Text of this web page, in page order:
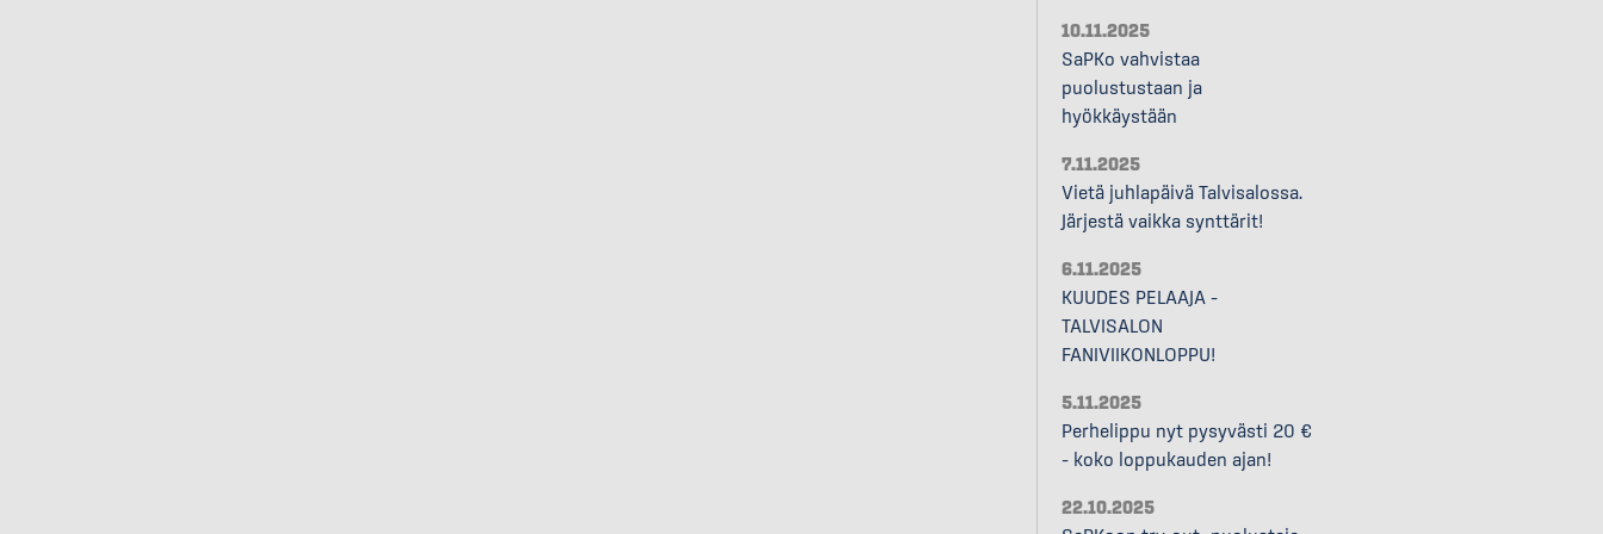
10.11.2025
SaPKo vahvistaa
puolustustaan ja
hyökkäystään
7.11.2025
Vietä juhlapäivä Talvisalossa.
Järjestä vaikka synttärit!
6.11.2025
KUUDES PELAAJA –
TALVISALON
FANIVIIKONLOPPU!
5.11.2025
Perhelippu nyt pysyvästi 20 €
– koko loppukauden ajan!
22.10.2025